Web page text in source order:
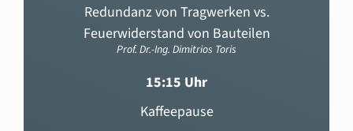
Redundanz von Tragwerken vs.
Feuerwiderstand von Bauteilen
Prof. Dr.-Ing. Dimitrios Toris
15:15 Uhr
Kaffeepause